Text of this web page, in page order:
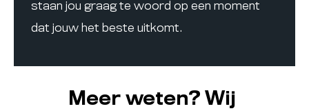
staan jou graag te woord op een moment
dat jouw het beste uitkomt.
Meer weten? Wij